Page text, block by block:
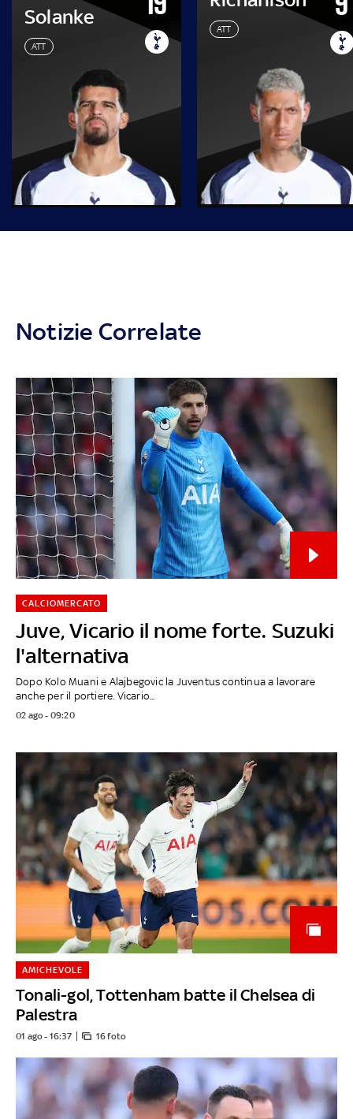
Solanke
ATT
ATT
Notizie Correlate
Juve, Vicario il nome forte. Suzuki
l'alternativa
CALCIOMERCATO
Dopo Kolo Muani e Alajbegovic la Juventus continua a lavorare
anche per il portiere. Vicario...
02 ago - 09:20
Tonali-gol, Tottenham batte il Chelsea di
Palestra
AMICHEVOLE
01 ago - 16:37 16 foto